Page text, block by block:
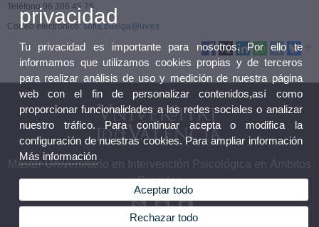
Teléfono 96 386 45 75
Correo electrónico: sofia.buelga@uv.es
Máster Universitario en Intervención Psicológica en Ámbitos
Sociales
privacidad
Tu privacidad es importante para nosotros. Por ello te
informamos que utilizamos cookies propias y de terceros
para realizar análisis de uso y medición de nuestra página
web con el fin de personalizar contenidos,así como
proporcionar funcionalidades a las redes sociales o analizar
nuestro tráfico. Para continuar acepta o modifica la
configuración de nuestras cookies. Para ampliar información
Más información
Aceptar todo
Rechazar todo